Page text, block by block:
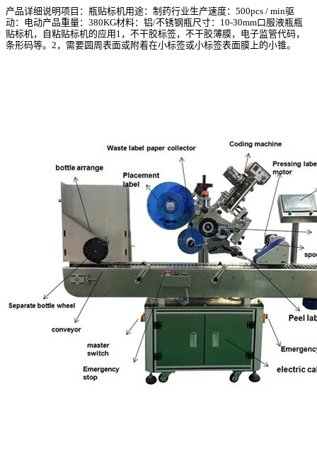
产品详细说明项目：瓶贴标机用途：制药行业生产速度：500pcs / min驱
动：电动产品重量：380KG材料：铝/不锈钢瓶尺寸：10-30mm口服液瓶瓶
贴标机，自粘贴标机的应用1，不干胶标签，不干胶薄膜，电子监管代码，
条形码等。2，需要圆周表面或附着在小标签或小标签表面膜上的小锥。